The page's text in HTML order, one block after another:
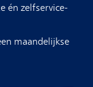
én zelfservice-
maandelijkse